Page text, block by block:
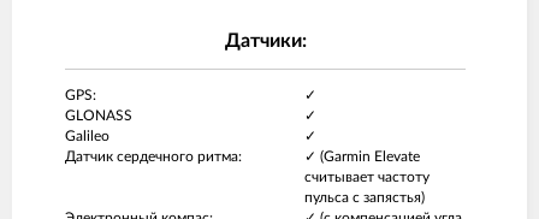
Датчики:
GPS:
✓
GLONASS
✓
Galileo
✓
Датчик сердечного ритма:
✓ (Garmin Elevate
считывает частоту
пульса с запястья)